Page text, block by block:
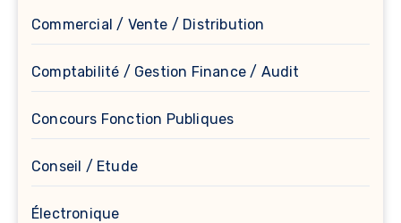
Commercial / Vente / Distribution
Comptabilité / Gestion Finance / Audit
Concours Fonction Publiques
Conseil / Etude
Électronique